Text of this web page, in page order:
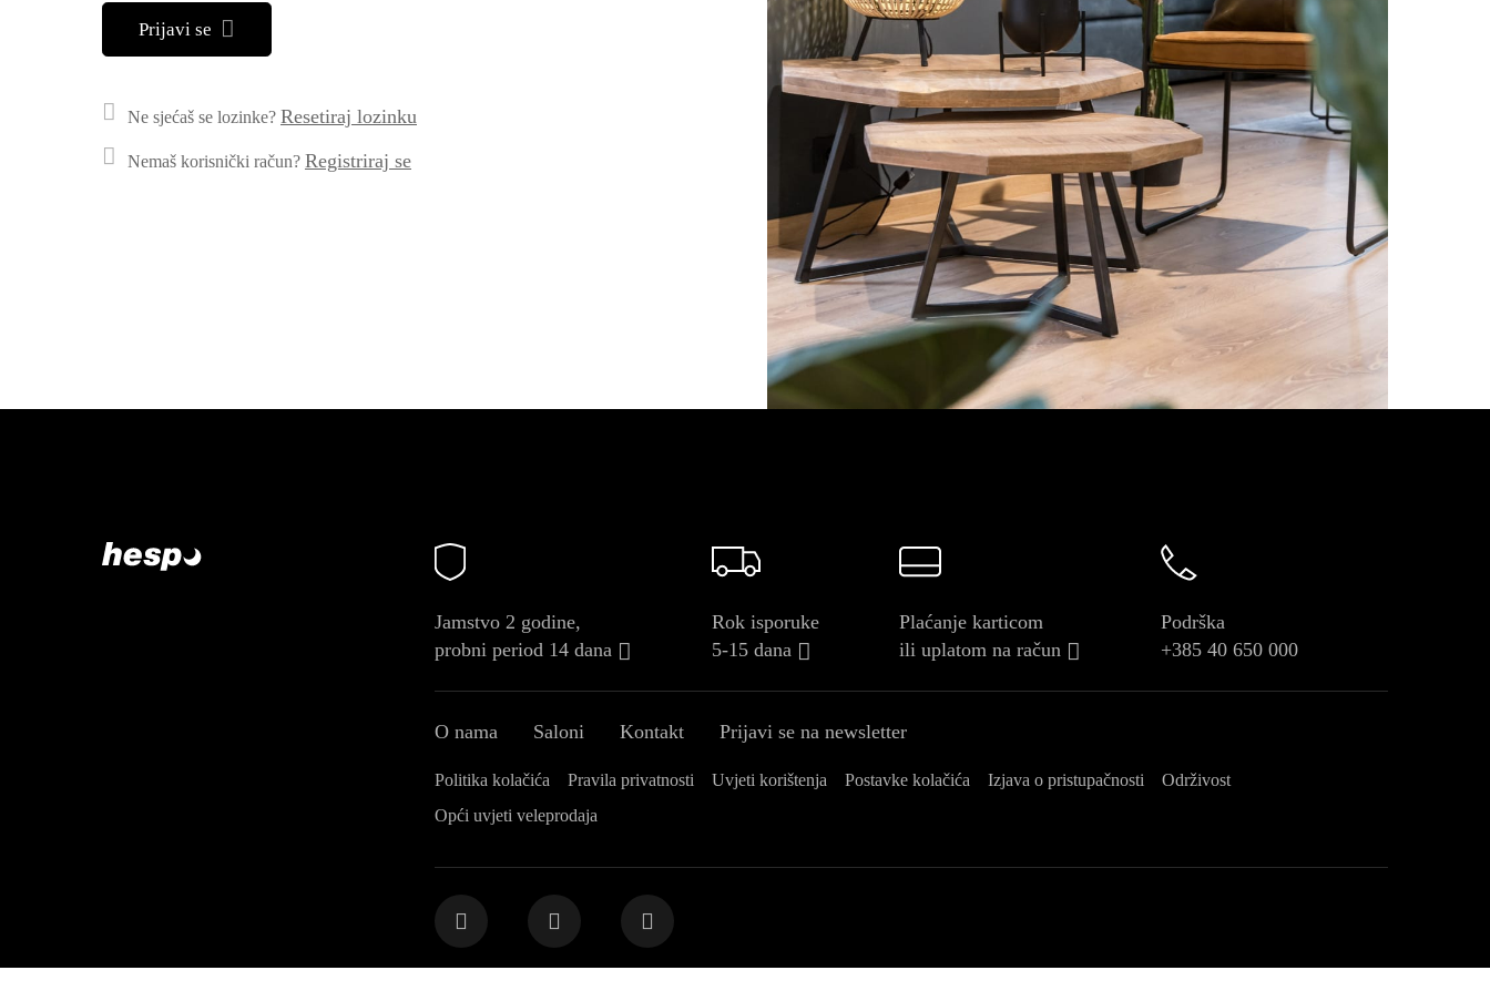
Prijavi se
Ne sjećaš se lozinke? Resetiraj lozinku
Nemaš korisnički račun? Registriraj se
Jamstvo 2 godine,
probni period 14 dana
Rok isporuke
5-15 dana
Plaćanje karticom
ili uplatom na račun
Podrška
+385 40 650 000
O nama Saloni Kontakt Prijavi se na newsletter
Politika kolačića Pravila privatnosti Uvjeti korištenja Postavke kolačića Izjava o pristupačnosti
Održivost
Opći uvjeti veleprodaja